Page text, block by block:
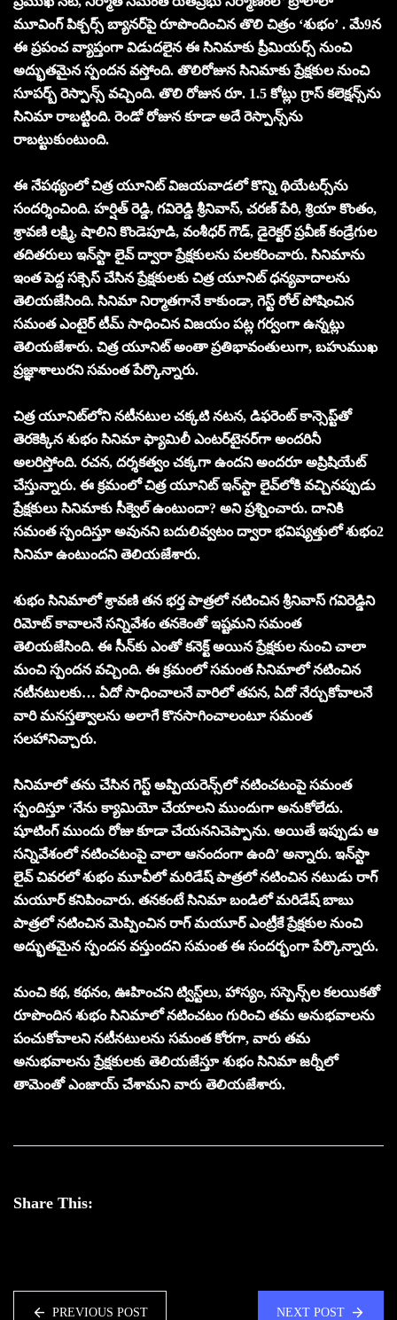
మూవింగ్ పిక్చ‌ర్స్ బ్యాన‌ర్‌పై రూపొందించిన తొలి చిత్రం ‘శుభం’ . మే9న
ఈ ప్ర‌పంచ వ్యాప్తంగా విడుద‌లైన ఈ సినిమాకు ప్రీమియ‌ర్స్ నుంచి
అద్భుత‌మైన స్పంద‌న వ‌స్తోంది. తొలిరోజున సినిమాకు ప్రేక్ష‌కుల నుంచి
సూప‌ర్బ్ రెస్పాన్స్ వ‌చ్చింది. తొలి రోజున రూ. 1.5 కోట్లు గ్రాస్ కలెక్ష‌న్స్‌ను
సినిమా రాబ‌ట్టింది. రెండో రోజున కూడా అదే రెస్పాన్స్‌ను
రాబ‌ట్టుకుంటుంది.
ఈ నేప‌థ్యంలో చిత్ర యూనిట్ విజ‌య‌వాడ‌లో కొన్ని థియేట‌ర్స్‌ను
సంద‌ర్శించింది. హ‌ర్షిత్ రెడ్డి, గ‌విరెడ్డి శ్రీనివాస్‌, చ‌ర‌ణ్ పేరి, శ్రియా కొంతం,
శ్రావ‌ణి ల‌క్ష్మి, షాలిని కొండెపూడి, వంశీధ‌ర్ గౌడ్‌, డైరెక్ట‌ర్ ప్ర‌వీణ్ కండ్రేగుల
త‌దిత‌రులు ఇన్‌స్టా లైవ్ ద్వారా ప్రేక్ష‌కుల‌ను ప‌ల‌క‌రించారు. సినిమాను
ఇంత పెద్ద స‌క్సెస్ చేసిన ప్రేక్ష‌కుల‌కు చిత్ర యూనిట్ ధ‌న్య‌వాదాల‌ను
తెలియ‌జేసింది. సినిమా నిర్మాత‌గానే కాకుండా, గెస్ట్ రోల్ పోషించిన
స‌మంత ఎంటైర్ టీమ్ సాధించిన విజ‌యం ప‌ట్ల గ‌ర్వంగా ఉన్న‌ట్లు
తెలియ‌జేశారు. చిత్ర యూనిట్ అంతా ప్ర‌తిభావంతులుగా, బ‌హుముఖ
ప్ర‌జ్ఞాశాలురని స‌మంత పేర్కొన్నారు.
చిత్ర యూనిట్‌లోని న‌టీన‌టుల చ‌క్క‌టి న‌ట‌న‌, డిఫ‌రెంట్ కాన్సెప్ట్‌తో
తెర‌కెక్కిన శుభం సినిమా ఫ్యామిలీ ఎంట‌ర్‌టైన‌ర్‌గా అంద‌రినీ
అల‌రిస్తోంది. ర‌చ‌న‌, ద‌ర్శ‌క‌త్వం చ‌క్క‌గా ఉంద‌ని అంద‌రూ అప్రిషియేట్
చేస్తున్నారు. ఈ క్ర‌మంలో చిత్ర యూనిట్ ఇన్‌స్టా లైవ్‌లోకి వ‌చ్చిన‌ప్పుడు
ప్రేక్ష‌కులు సినిమాకు సీక్వెల్ ఉంటుందా? అని ప్ర‌శ్నించారు. దానికి
స‌మంత స్పందిస్తూ అవున‌ని బ‌దులివ్వ‌టం ద్వారా భ‌విష్య‌త్తులో శుభం2
సినిమా ఉంటుంద‌ని తెలియ‌జేశారు.
శుభం సినిమాలో శ్రావ‌ణి త‌న భ‌ర్త పాత్ర‌లో న‌టించిన శ్రీనివాస్ గ‌విరెడ్డిని
రిమోట్ కావాల‌నే స‌న్నివేశం త‌న‌కెంతో ఇష్టమని స‌మంత
తెలియ‌జేసింది. ఈ సీన్‌కు ఎంతో క‌నెక్ట్ అయిన ప్రేక్షకుల నుంచి చాలా
మంచి స్పంద‌న వ‌చ్చింది. ఈ క్ర‌మంలో స‌మంత సినిమాలో న‌టించిన
న‌టీన‌టుల‌కు… ఏదో సాధించాల‌నే వారిలో త‌ప‌న‌, ఏదో నేర్చుకోవాల‌నే
వారి మ‌న‌స్త‌త్వాల‌ను అలాగే కొన‌సాగించాలంటూ సమంత
స‌ల‌హానిచ్చారు.
సినిమాలో త‌ను చేసిన గెస్ట్ అప్పియ‌రెన్స్‌లో న‌టించ‌టంపై స‌మంత
స్పందిస్తూ ‘నేను క్యామియో చేయాల‌ని ముందుగా అనుకోలేదు.
షూటింగ్ ముందు రోజు కూడా చేయ‌న‌నిచెప్పాను. అయితే ఇప్పుడు ఆ
స‌న్నివేశంలో న‌టించ‌టంపై చాలా ఆనందంగా ఉంది’ అన్నారు. ఇన్‌స్టా
లైవ్ చివ‌ర‌లో శుభం మూవీలో మ‌రిడేష్ పాత్ర‌లో న‌టించిన న‌టుడు రాగ్
మ‌యూర్ క‌నిపించారు. త‌న‌కంటే సినిమా బండిలో మ‌రిడేష్ బాబు
పాత్ర‌లో న‌టించిన మెప్పించిన రాగ్ మ‌యూర్ ఎంట్రీకే ప్రేక్ష‌కుల నుంచి
అద్భుత‌మైన స్పంద‌న వ‌స్తుంద‌ని స‌మంత ఈ సంద‌ర్భంగా పేర్కొన్నారు.
మంచి క‌థ‌, క‌థ‌నం, ఊహించ‌ని ట్విస్ట్‌లు, హాస్యం, సస్పెన్స్‌ల క‌ల‌యిక‌తో
రూపొందిన శుభం సినిమాలో న‌టించటం గురించి త‌మ అనుభ‌వాల‌ను
పంచుకోవాల‌ని న‌టీన‌టుల‌ను స‌మంత కోరగా, వారు త‌మ
అనుభ‌వాల‌ను ప్రేక్ష‌కుల‌కు తెలియ‌జేస్తూ శుభం సినిమా జ‌ర్నీలో
తామెంతో ఎంజాయ్ చేశామ‌ని వారు తెలియ‌జేశారు.
Share This:
PREVIOUS POST NEXT POST